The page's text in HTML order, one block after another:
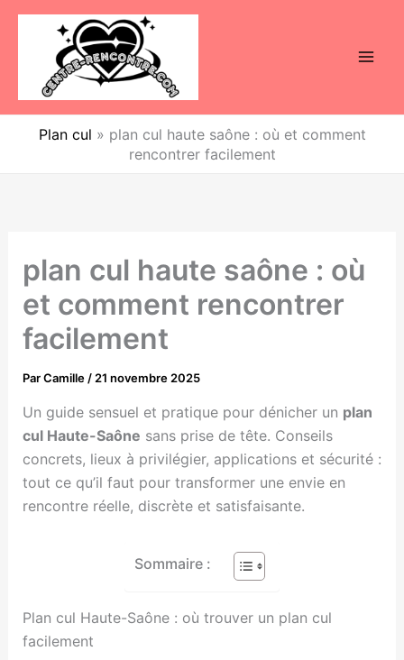
Aller
Plan cul » plan cul haute saône : où et comment
rencontrer facilement
plan cul haute saône : où
et comment rencontrer
facilement
ParCamille / 21 novembre 2025
Un guide sensuel et pratique pour dénicher un plan
cul Haute-Saône sans prise de tête. Conseils
concrets, lieux à privilégier, applications et sécurité :
tout ce qu’il faut pour transformer une envie en
rencontre réelle, discrète et satisfaisante.
Sommaire :
Plan cul Haute-Saône : où trouver un plan cul
facilement